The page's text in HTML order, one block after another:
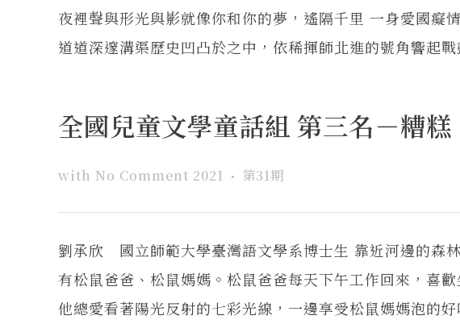
夜裡聲與形光與影就像你和你的夢，遙隔千里 一身愛國癡
道道深邃溝渠歷史凹凸於之中，依稀揮師北進的號角響起
全國兒童文學童話組 第三名－糟糕
with No Comment 2021 第31期
劉承欣 國立師範大學臺灣語文學系博士生 靠近河邊的森
有松鼠爸爸、松鼠媽媽。松鼠爸爸每天下午工作回來，喜
他總愛看著陽光反射的七彩光線，一邊享受松鼠媽媽泡的